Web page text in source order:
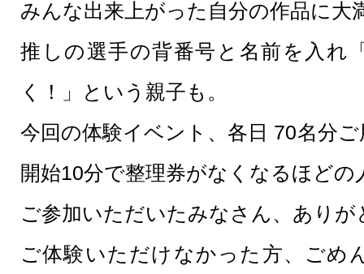
みんな出来上がった自分の作品に大
推しの選手の背番号と名前を入れ
く！」という親子も。
今回の体験イベント、各日 70名分
開始10分で整理券がなくなるほどの
ご参加いただいたみなさん、あり
ご体験いただけなかった方、ごめ